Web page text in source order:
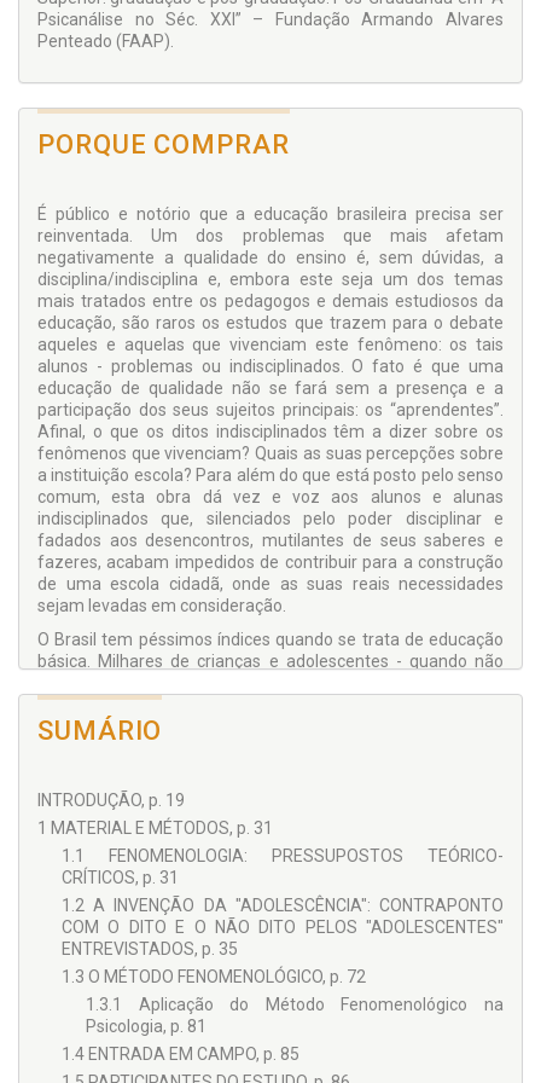
Psicanálise no Séc. XXI” – Fundação Armando Alvares
Penteado (FAAP).
PORQUE COMPRAR
É público e notório que a educação brasileira precisa ser
reinventada.
Um dos problemas que mais afetam
negativamente a qualidade do ensino é, sem dúvidas, a
disciplina/indisciplina e, embora este seja um dos temas
mais tratados entre os pedagogos e demais estudiosos da
educação, são raros os estudos que trazem para o debate
aqueles e aquelas que vivenciam este fenômeno: os tais
alunos - problemas ou indisciplinados. O fato é que uma
educação de qualidade não se fará sem a presença e a
participação dos seus sujeitos principais: os “aprendentes”.
Afinal, o que os ditos indisciplinados têm a dizer sobre os
fenômenos que vivenciam? Quais as suas percepções sobre
a instituição escola? Para além do que está posto pelo senso
comum, esta obra dá vez e voz aos alunos e alunas
indisciplinados que, silenciados pelo poder disciplinar e
fadados aos desencontros, mutilantes de seus saberes e
fazeres, acabam impedidos de contribuir para a construção
de uma escola cidadã, onde as suas reais necessidades
sejam levadas em consideração.
O Brasil tem péssimos índices quando se trata de educação
básica. Milhares de crianças e adolescentes - quando não
seus certificados de conclusão, sem que tenham
desenvolvido as habilidades e competências necessárias
fenômeno disciplina/indisciplina carece de ser mais bem
compreendido, visto que tem prejudicado as vidas dos
sujeitos educativos, contribuindo de modo significativo para a
manutenção do quadro deficitário em que se encontra a
educação pública brasileira. Ouvir o que os ditos alunos-
problemas têm a dizer a respeito dos fenômenos que
protagonizam pode ser um primeiro passo em direção a uma
melhor compreensão da disciplina/indisciplina que, por
motivos diversos, acaba por afetar negativamente o
processo de ensino aprendizagem.
Debater o fenômeno disciplina/indisciplina escolar na
atualidade é uma questão de extrema urgência, visto que os
confrontos interpessoais nas escolas tem ultrapassado os
SUMÁRIO
INTRODUÇÃO, p. 19
1 MATERIAL E MÉTODOS, p. 31
1.1 FENOMENOLOGIA: PRESSUPOSTOS TEÓRICO-
CRÍTICOS, p. 31
1.2 A INVENÇÃO DA "ADOLESCÊNCIA": CONTRAPONTO
COM O DITO E O NÃO DITO PELOS "ADOLESCENTES"
ENTREVISTADOS, p. 35
1.3 O MÉTODO FENOMENOLÓGICO, p. 72
1.3.1 Aplicação do Método Fenomenológico na
Psicologia, p. 81
1.4 ENTRADA EM CAMPO, p. 85